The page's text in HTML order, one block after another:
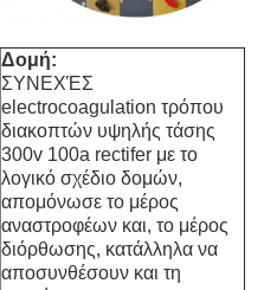
Δομή:
ΣΥΝΕΧΈΣ
electrocoagulation τρόπου
διακοπτών υψηλής τάσης
300v 100a rectifer με το
λογικό σχέδιο δομών,
απομόνωσε το μέρος
αναστροφέων και, το μέρος
διόρθωσης, κατάλληλα να
αποσυνθέσουν και τη